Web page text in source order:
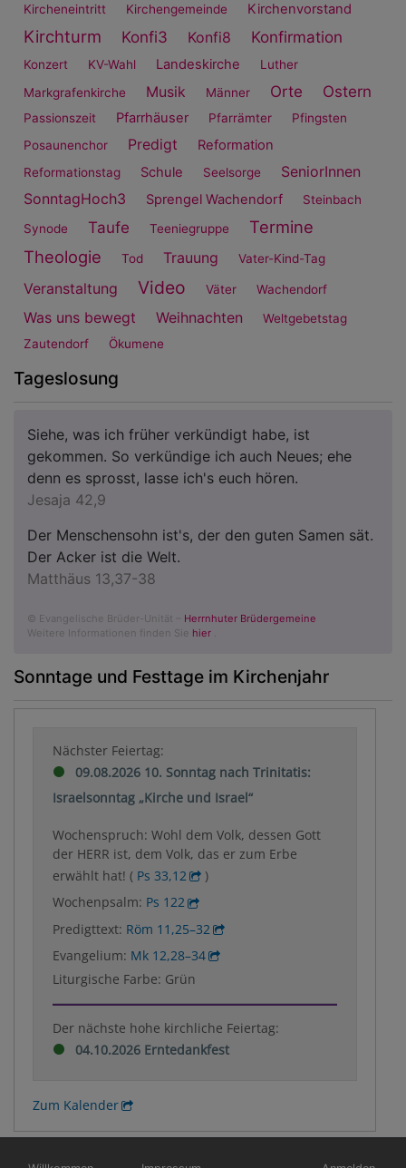
Kircheneintritt Kirchengemeinde Kirchenvorstand
Kirchturm Konfi3 Konfi8 Konfirmation
Konzert KV-Wahl Landeskirche
Luther
Markgrafenkirche
Musik Männer Orte Ostern
Passionszeit Pfarrhäuser Pfarrämter
Pfingsten
Posaunenchor
Predigt Reformation
Reformationstag Schule Seelsorge
SeniorInnen
SonntagHoch3
Sprengel Wachendorf
Steinbach
Synode
Taufe Teeniegruppe
Termine
Theologie
Tod Trauung Vater-Kind-Tag
Veranstaltung Video Väter Wachendorf
Was uns bewegt Weihnachten
Weltgebetstag
Zautendorf
Ökumene
Tageslosung
Siehe, was ich früher verkündigt habe, ist
gekommen. So verkündige ich auch Neues; ehe
denn es sprosst, lasse ich's euch hören.
Jesaja 42,9
Der Menschensohn ist's, der den guten Samen sät.
Der Acker ist die Welt.
Matthäus 13,37-38
© Evangelische Brüder-Unität – Herrnhuter Brüdergemeine
Weitere Informationen finden Sie hier .
Sonntage und Festtage im Kirchenjahr
Nächster Feiertag:
09.08.2026 10. Sonntag nach Trinitatis:
Israelsonntag „Kirche und Israel“
Wochenspruch: Wohl dem Volk, dessen Gott
der HERR ist, dem Volk, das er zum Erbe
erwählt hat! ( Ps 33,12
)
Wochenpsalm: Ps 122
Predigttext: Röm 11,25–32
Evangelium: Mk 12,28–34
Liturgische Farbe: Grün
Der nächste hohe kirchliche Feiertag:
04.10.2026 Erntedankfest
Zum Kalender
Hauptnavigation Fußbereichsmenü